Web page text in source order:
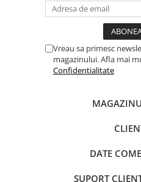
Vreau sa primesc
magazinului. Afla mai
Confidentialitate
DATE
SUPORT